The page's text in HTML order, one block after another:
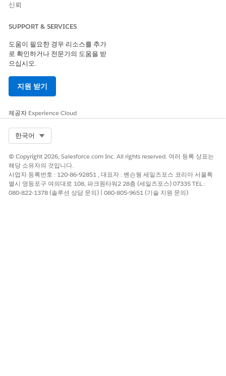
신뢰
SUPPORT & SERVICES
도움이 필요한 경우 리소스를 추가
로 확인하거나 전문가의 도움을 받
으십시오.
지원 받기
제공자 Experience Cloud
한국어
© Copyright 2026, Salesforce.com Inc. All rights reserved. 여러 등록 상표는
해당 소유자의 것입니다.
사업자 등록번호 : 120-86-92851 , 대표자 : 벤슨웡 세일즈포스 코리아 서울특
별시 영등포구 여의대로 108, 파크원타워2 28층 (세일즈포스) 07335 TEL :
080-822-1378 (솔루션 상담 문의) | 080-805-9651 (기술 지원 문의)